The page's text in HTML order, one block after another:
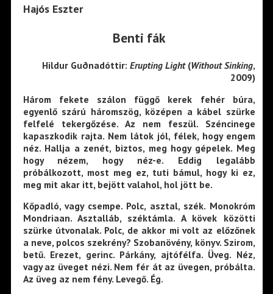
Hajós Eszter
Benti fák
Hildur Guðnadóttir: Erupting Light(Without Sinking,
2009)
Három fekete szálon függő kerek fehér búra,
egyenlő szárú háromszög, középen a kábel szürke
felfelé tekergőzése. Az nem feszül. Széncinege
kapaszkodik rajta. Nem látok jól, félek, hogy engem
néz. Hallja a zenét, biztos, meg hogy gépelek. Meg
hogy nézem, hogy néz-e. Eddig legalább
próbálkozott, most meg ez, tuti bámul, hogy ki ez,
meg mit akar itt, bejött valahol, hol jött be.
Kőpadló, vagy csempe. Polc, asztal, szék. Monokróm
Mondriaan. Asztalláb, széktámla. A kövek közötti
szürke útvonalak. Polc, de akkor mi volt az előzőnek
a neve, polcos szekrény? Szobanövény, könyv. Szirom,
betű. Erezet, gerinc. Párkány, ajtófélfa. Üveg. Néz,
vagy az üveget nézi. Nem fér át az üvegen, próbálta.
Az üveg az nem fény. Levegő. Ég.